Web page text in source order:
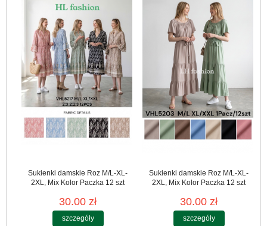
Sukienki damskie Roz M/L-XL-
2XL, Mix Kolor Paczka 12 szt
30.00 zł
szczegóły
Sukienki damskie Roz M/L-XL-
2XL, Mix Kolor Paczka 12 szt
30.00 zł
szczegóły